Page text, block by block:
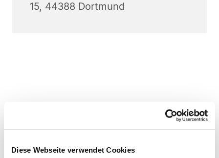
Diese Webseite verwendet Cookies
15, 44388 Dortmund